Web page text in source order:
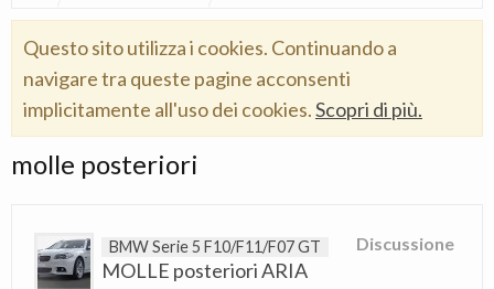
Questo sito utilizza i cookies. Continuando a
navigare tra queste pagine acconsenti
implicitamente all'uso dei cookies.Scopri di più.
molle posteriori
Discussione
BMW Serie 5 F10/F11/F07 GT
MOLLE posteriori ARIA